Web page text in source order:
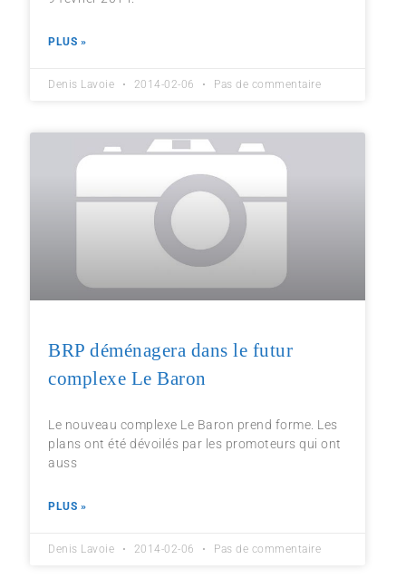
PLUS »
Denis Lavoie 2014-02-06 Pas de commentaire
BRP déménagera dans le futur
complexe Le Baron
Le nouveau complexe Le Baron prend forme. Les
plans ont été dévoilés par les promoteurs qui ont
auss
PLUS »
Denis Lavoie 2014-02-06 Pas de commentaire